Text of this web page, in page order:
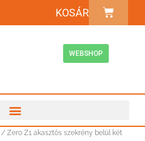
KOSÁR
WEBSHOP
/ Zero Z1 akasztós szekrény belül két